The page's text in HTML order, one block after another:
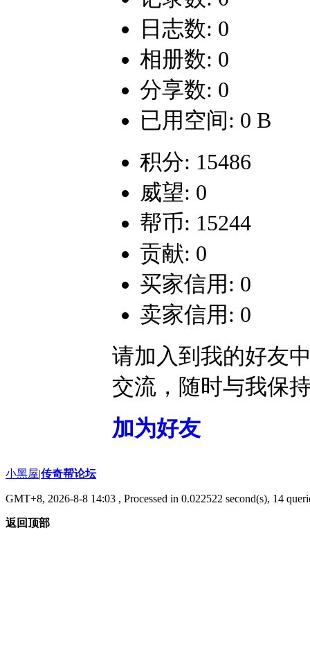
日志数: 0
相册数: 0
分享数: 0
已用空间: 0 B
积分: 15486
威望: 0
帮币: 15244
贡献: 0
买家信用: 0
卖家信用: 0
请加入到我的好友
交流，随时与我保
加为好友
小黑屋|传奇帮论坛
GMT+8, 2026-8-8 14:03 , Processed in 0.022522 second(s), 14
返回顶部